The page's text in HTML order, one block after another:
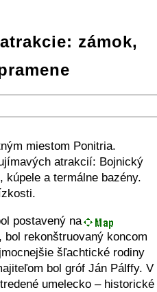
zámok,
miestom Ponitria.
atrakcií: Bojnický
kúpele a termálne bazény.
postavený na
bol rekonštruovaný koncom
šľachtické rodiny
bol gróf Ján Pálffy. V
umelecko – historické